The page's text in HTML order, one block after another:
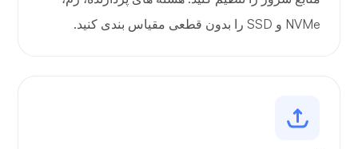
NVMe و SSD را بدون قطعی مقیاس بندی کنید.